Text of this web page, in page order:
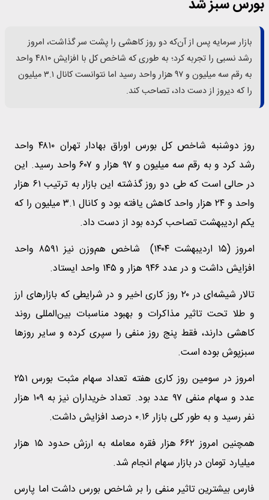
بورس سبز شد
بازار سرمایه پس از آن‌که دو روز کاهشی را پشت سر گذاشت، امروز
رشد نسبی را تجربه کرد؛ به طوری که شاخص کل با افزایش ۴۸۱۰ واحد
به رقم سه میلیون و ۹۷ هزار واحد رسید اما نتوانست کانال ۳.۱ میلیون
را که دیروز از دست داد، تصاحب کند.
روز دوشنبه شاخص کل بورس اوراق بهادار تهران ۴۸۱۰ واحد
رشد کرد و به رقم سه میلیون و ۹۷ هزار و ۶۰۷ واحد رسید. این
در حالی است که طی دو روز گذشته این بازار به ترتیب ۶۱ هزار
واحد و ۲۴ هزار واحد کاهش یافته بود و کانال ۳.۱ میلیون را که
یکم اردیبهشت تصاحب کرده بود از دست داد.
امروز (۱۵ اردیبهشت ۱۴۰۴) شاخص هم‌وزن نیز ۸۵۹۱ واحد
افزایش داشت و در عدد ۹۴۶ هزار و ۱۴۵ واحد ایستاد.
تالار شیشه‌ای در ۲۰ روز کاری اخیر و در شرایطی که بازارهای ارز
و طلا تحت تاثیر مذاکرات و بهبود مناسبات بین‌المللی روند
کاهشی دارند، فقط پنج روز منفی را سپری کرده و سایر روزها
سبزپوش بوده است.
امروز در سومین روز کاری هفته تعداد سهام مثبت بورس ۲۵۱
عدد و سهام منفی ۹۷ عدد بود. تعداد خریداران نیز به ۱۰۹ هزار
نفر رسید و به طور کلی بازار ۰.۱۶ درصد افزایش داشت.
همچنین امروز ۶۶۲ هزار فقره معامله به ارزش حدود ۱۵ هزار
میلیارد تومان در بازار سهام انجام شد.
فارس بیشترین تاثیر منفی را بر شاخص بورس داشت اما پارس